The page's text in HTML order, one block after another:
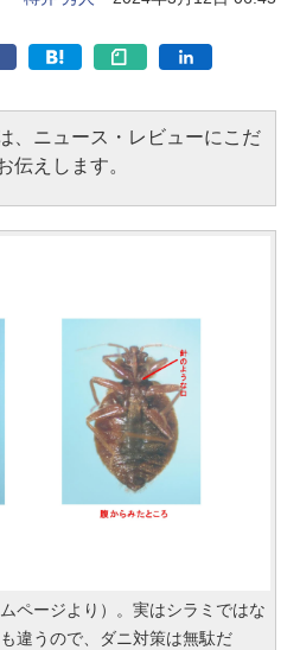
、ニュース・レビューにこだ
伝えします。
ページより）。実はシラミではな
違うので、ダニ対策は無駄だ